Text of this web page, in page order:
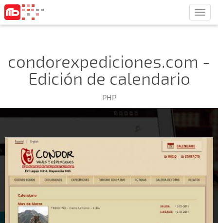
condorexpediciones.com -
Edición de calendario
PHP